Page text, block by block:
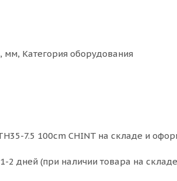
мм, Категория оборудования
7.5 100cm CHINT на складе и
2 дней (при наличии товара на